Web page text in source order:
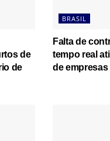
de
de
BRASIL
Falta de
tempo real
de empresas